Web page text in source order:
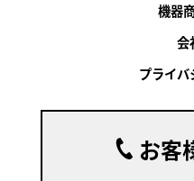
機器
会
プライバ
お客